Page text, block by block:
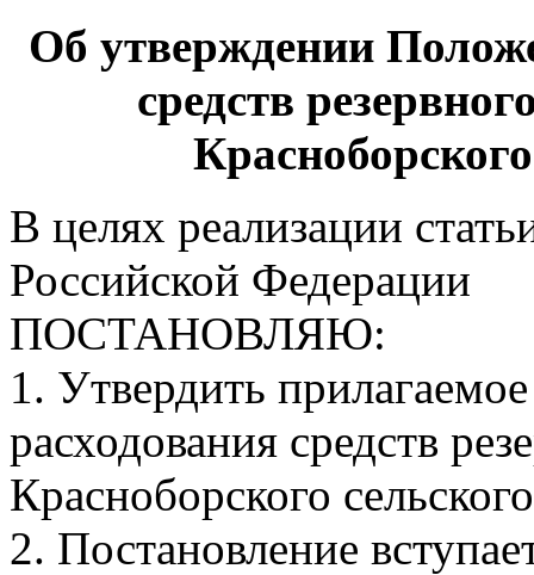
Об утверждении
средств
В целях реализации
Российской Федерации
ПОСТАНОВЛЯЮ:
1. Утвердить
расходования средств
Красноборского
2. Постановление